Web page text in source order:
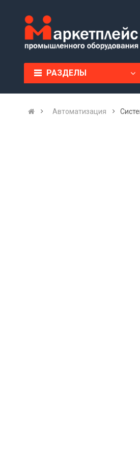
РАЗДЕЛЫ
Автоматизация